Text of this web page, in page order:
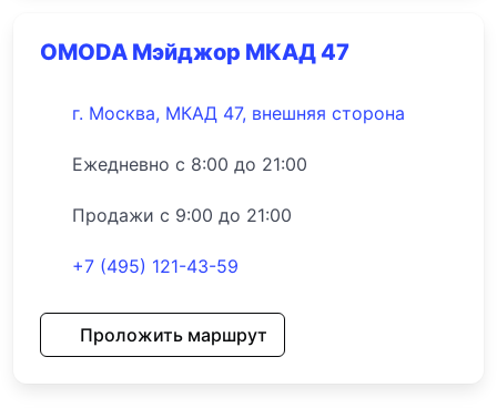
OMODA Мэйджор МКАД 47
г. Москва, МКАД 47, внешняя сторона
Ежедневно с 8:00 до 21:00
Продажи с 9:00 до 21:00
+7 (495) 121-43-59
Проложить маршрут